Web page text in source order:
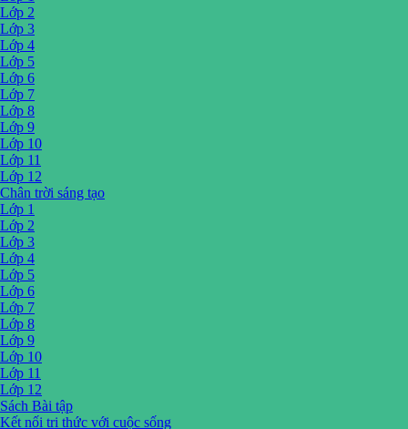
Lớp 2
Lớp 3
Lớp 4
Lớp 5
Lớp 6
Lớp 7
Lớp 8
Lớp 9
Lớp 10
Lớp 11
Lớp 12
Chân trời sáng tạo
Lớp 1
Lớp 2
Lớp 3
Lớp 4
Lớp 5
Lớp 6
Lớp 7
Lớp 8
Lớp 9
Lớp 10
Lớp 11
Lớp 12
Sách Bài tập
Kết nối tri thức với cuộc sống